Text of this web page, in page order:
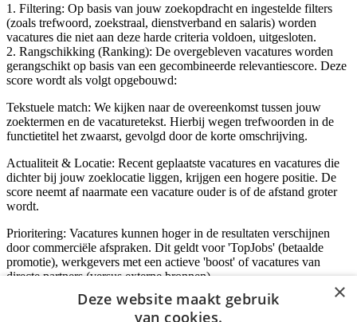
1. Filtering: Op basis van jouw zoekopdracht en ingestelde filters
(zoals trefwoord, zoekstraal, dienstverband en salaris) worden
vacatures die niet aan deze harde criteria voldoen, uitgesloten.
2. Rangschikking (Ranking): De overgebleven vacatures worden
gerangschikt op basis van een gecombineerde relevantiescore. Deze
score wordt als volgt opgebouwd:
Tekstuele match: We kijken naar de overeenkomst tussen jouw
zoektermen en de vacaturetekst. Hierbij wegen trefwoorden in de
functietitel het zwaarst, gevolgd door de korte omschrijving.
Actualiteit & Locatie: Recent geplaatste vacatures en vacatures die
dichter bij jouw zoeklocatie liggen, krijgen een hogere positie. De
score neemt af naarmate een vacature ouder is of de afstand groter
wordt.
Prioritering: Vacatures kunnen hoger in de resultaten verschijnen
door commerciële afspraken. Dit geldt voor 'TopJobs' (betaalde
promotie), werkgevers met een actieve 'boost' of vacatures van
directe partners (versus externe bronnen).
×
Deze website maakt gebruik
van cookies.